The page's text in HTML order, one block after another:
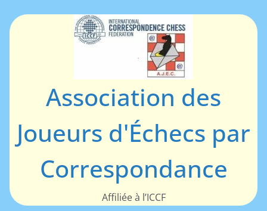
au
Association des
Joueurs d'Échecs par
Correspondance
Affiliée à l’ICCF